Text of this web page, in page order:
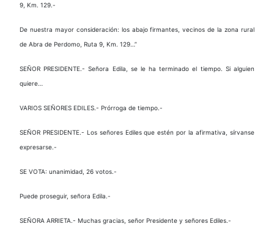
9, Km. 129.-
De nuestra mayor consideración: los abajo firmantes, vecinos de la zona rural
de Abra de Perdomo, Ruta 9, Km. 129…”
SEÑOR PRESIDENTE.- Señora Edila, se le ha terminado el tiempo. Si alguien
quiere…
VARIOS SEÑORES EDILES.- Prórroga de tiempo.-
SEÑOR PRESIDENTE.- Los señores Ediles que estén por la afirmativa, sírvanse
expresarse.-
SE VOTA: unanimidad, 26 votos.-
Puede proseguir, señora Edila.-
SEÑORA ARRIETA.- Muchas gracias, señor Presidente y señores Ediles.-